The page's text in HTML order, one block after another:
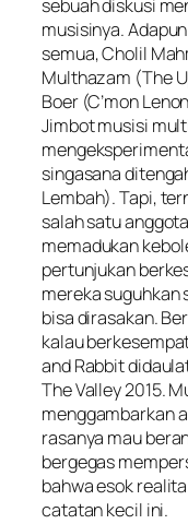
sebuah diskusi
musisinya.
semua, Cholil
Multhazam (The
Boer (C’mon
Jimbot musisi
singasana
Lembah). Tapi,
salah satu
memadukan
pertunjukan
mereka suguhkan
bisa dirasakan.
kalau
and Rabbit
The Valley 2015.
menggambarkan
rasanya mau
bergegas
bahwa esok
catatan kecil ini.